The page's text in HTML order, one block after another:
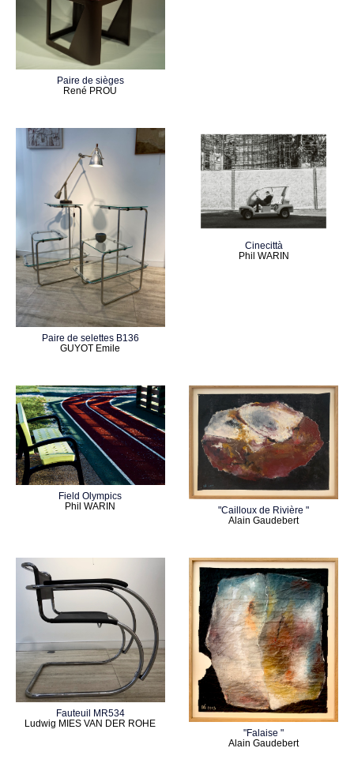
Paire de sièges
René PROU
Paire de selettes B136
GUYOT Emile
Cinecittà
Phil WARIN
Field Olympics
Phil WARIN
"Cailloux de Rivière "
Alain Gaudebert
Fauteuil MR534
Ludwig MIES VAN DER ROHE
"Falaise "
Alain Gaudebert